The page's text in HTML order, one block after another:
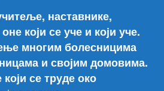
наставнике,
који се уче и који уче.
многим болесницима
и својим домовима.
се труде око